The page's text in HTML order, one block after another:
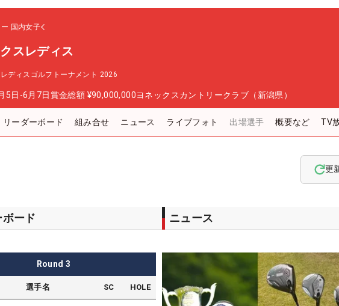
国内女子
スレディス
ディスゴルフトーナメント 2026
5日-6月7日賞金総額 ¥90,000,000ヨネックスカントリークラブ（新潟県）
リーダーボード 組み合せ ニュース ライブフォト 出場選手 概要など TV
更
ボード
Round 3
選手名 SC HOLE
ニュース